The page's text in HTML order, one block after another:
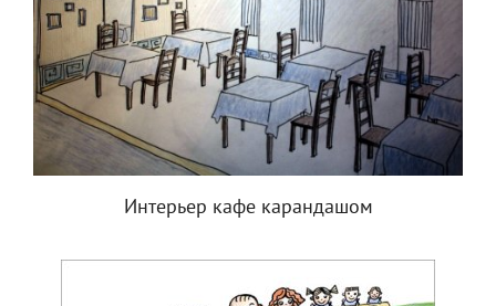
Интерьер кафе карандашом